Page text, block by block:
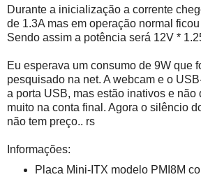
Durante a inicialização a corrente
de 1.3A mas em operação normal
Sendo assim a potência será 12V *
Eu esperava um consumo de 9W que
pesquisado na net. A webcam e o
a porta USB, mas estão inativos e não
muito na conta final. Agora o silêncio
não tem preço.. rs
Informações:
Placa Mini-ITX modelo PMI8M